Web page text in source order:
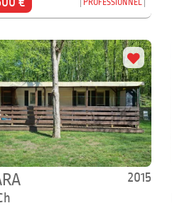
PROFESSIONNEL
2015